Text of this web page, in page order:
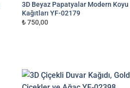
3D Beyaz Papatyalar Modern Koyu
Kağıtları YF-02179
₺ 750,00